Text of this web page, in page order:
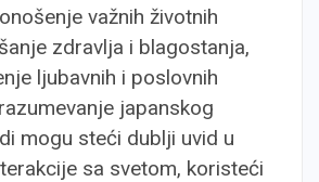
važnih životnih
zdravlja i blagostanja,
ljubavnih i poslovnih
japanskog
mogu steći dublji uvid u
sa svetom, koristeći